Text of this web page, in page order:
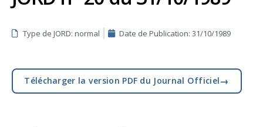
Type de JORD: normal Date de Publication: 31/10/1989
Télécharger la version PDF du Journal Officiel→